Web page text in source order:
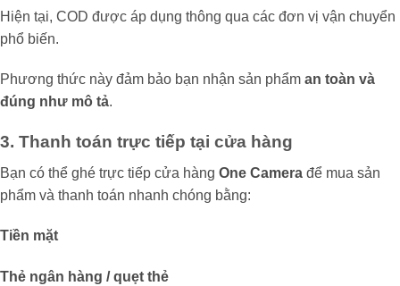
Hiện tại, COD được áp dụng thông qua các đơn vị vận chuyển
phổ biến.
Phương thức này đảm bảo bạn nhận sản phẩm an toàn và
đúng như mô tả.
3. Thanh toán trực tiếp tại cửa hàng
Bạn có thể ghé trực tiếp cửa hàng One Camera để mua sản
phẩm và thanh toán nhanh chóng bằng:
Tiền mặt
Thẻ ngân hàng / quẹt thẻ